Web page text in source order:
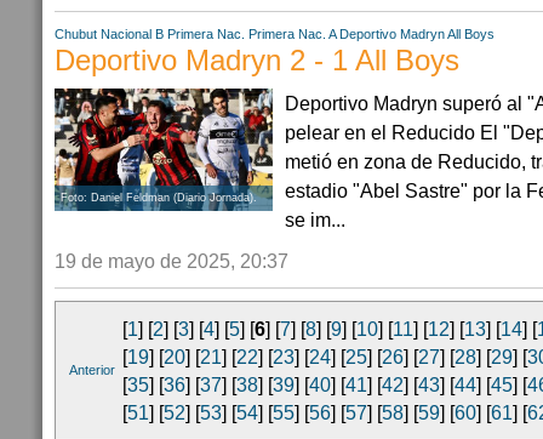
Chubut Nacional B Primera Nac. Primera Nac. A Deportivo MadrynAll Boys
Deportivo Madryn 2 - 1 All Boys
Foto: Daniel Feldman (Diario Jornada).
Deportivo Madryn superó al
pelear en el Reducido El
metió en zona de Reducido,
estadio "Abel Sastre" por la
se im...
19 de mayo de 2025, 20:37
Anterior
[1] [2] [3] [4] [5] [6] [7] [8] [9] [10] [11] [12] [13] [14] [
[19] [20] [21] [22] [23] [24] [25] [26] [27] [28] [29] [
[35] [36] [37] [38] [39] [40] [41] [42] [43] [44] [45] [
[51] [52] [53] [54] [55] [56] [57] [58] [59] [60] [61] [